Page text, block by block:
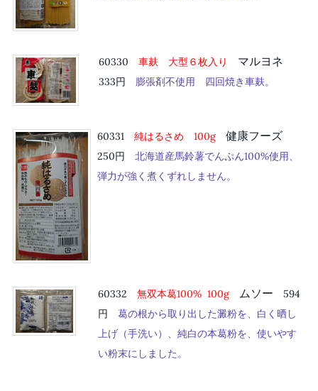
60330 車麸 大型６枚入り マルヨネ
333円 膨張剤不使用 四回焼き車麸。
60331 純はるさめ 100g 健康フーズ
250円 北海道産馬鈴薯でんぷん100%使用、
弾力が強く煮くずれしません。
60332 無双本葛100% 100g ムソー 594
円 葛の根から取り出した澱粉を、白く晒し
上げ（手洗い）、純白の本葛粉を、使いやす
い粉末にしました。